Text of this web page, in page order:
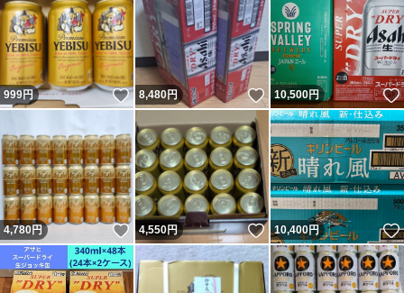
999円 いいね！
8,480円 いいね！
10,500円
4,780円 いいね！
4,550円 いいね！
10,400円